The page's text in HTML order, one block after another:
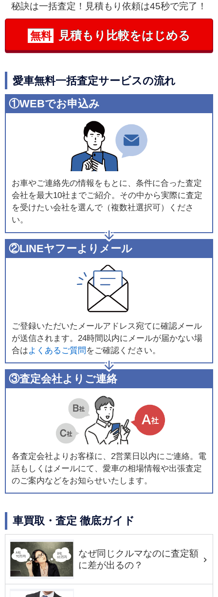
秘訣は一括査定！見積もり依頼は45秒で完了！
無料 見積もり比較をはじめる
愛車無料一括査定サービスの流れ
①WEBでお申込み
お車やご連絡先の情報をもとに、条件に合った査定
会社を最大10社までご紹介。その中から実際に査定
を受けたい会社を選んで（複数社選択可）くださ
い。
②LINEヤフーよりメール
ご登録いただいたメールアドレス宛てに確認メール
が送信されます。24時間以内にメールが届かない場
合はよくあるご質問 をご確認ください。
③査定会社よりご連絡
各査定会社よりお客様に、2営業日以内にご連絡。電
話もしくはメールにて、愛車の相場情報や出張査定
のご案内などをお知らせいたします。
車買取・査定 徹底ガイド
なぜ同じクルマなのに査定額
に差が出るの？